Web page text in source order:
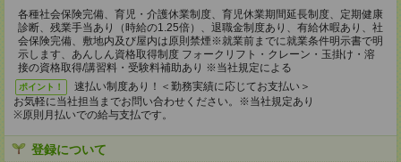
各種社会保険完備、育児・介護休業制度、育児休業期間延長制度、定期健康
診断、残業手当あり（時給の1.25倍）、退職金制度あり、有給休暇あり、社
会保険完備、敷地内及び屋内は原則禁煙※就業前までに就業条件明示書で明
示します、あんしん資格取得制度 フォークリフト・クレーン・玉掛け・溶
接の資格取得/講習料・受験料補助あり ※当社規定による
ポイント！
速払い制度あり！＜勤務実績に応じてお支払い＞
お気軽に当社担当までお問い合わせください。※当社規定あり
※原則月払いでの給与支払です。
登録について